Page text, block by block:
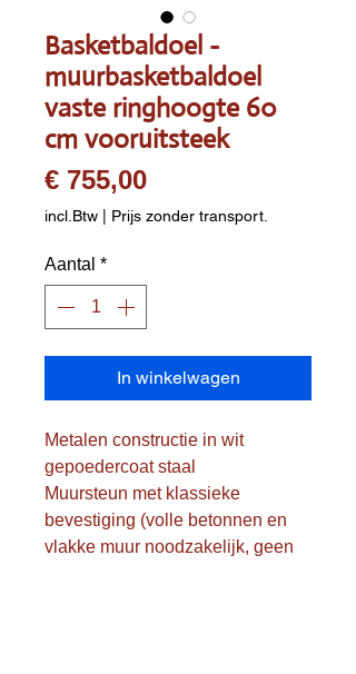
Basketbaldoel -
muurbasketbaldoel
vaste ringhoogte 60
cm vooruitsteek
€ 755,00Prijs
incl.Btw | Prijs zonder transport.
Aantal *
In winkelwagen
Metalen constructie in wit
gepoedercoat staal
Muursteun met klassieke
bevestiging (volle betonnen en
vlakke muur noodzakelijk, geen